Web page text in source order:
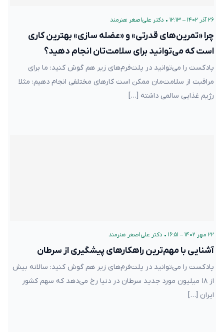
۲۶ آذر ۱۴۰۲ – ۱۲:۱۳ • دکتر علی‌اصغر هنرمند
چرا «تمرین‌های قدرتی» و «عضله سازی» بهترین کاری
است که می‌توانید برای سلامت‌تان انجام دهید؟
پادکست را می‌توانید در پلت‌فرم‌های زیر هم گوش کنید: ما برای
مراقبت از سلامت‌مان ممکن است کارهای مختلفی انجام دهیم: مثلا
رژیم غذایی سالمی داشته […]
۲۲ مهر ۱۴۰۲ – ۱۶:۵۱ • دکتر علی‌اصغر هنرمند
آشنایی با مهم‌ترین راهکارهای پیشگیری از سرطان
پادکست را می‌توانید در پلت‌فرم‌های زیر هم گوش کنید: سالانه بیش
از ۱۸ میلیون مورد جدید سرطان در دنیا رخ می‌دهد که سهم کشور
ایران […]